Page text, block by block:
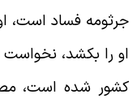
فساد است،
را بکشد، نخواست او
شده است،